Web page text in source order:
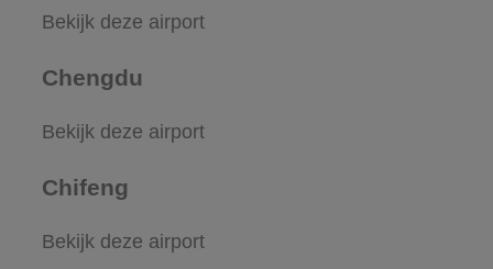
Bekijk deze airport
Chengdu
Bekijk deze airport
Chifeng
Bekijk deze airport